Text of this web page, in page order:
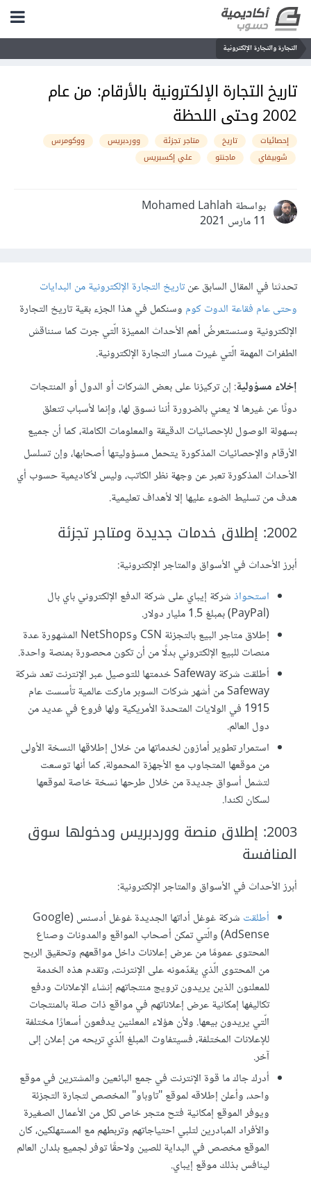
التجارة والتجارة الإلكترونية
تاريخ التجارة الإلكترونية بالأرقام: من عام
2002 وحتى اللحظة
إحصائيات تاريخ متاجر تجزئة ووردبريس
ووكومرس
شوبيفاي
ماجنتو علي إكسبريس
بواسطة Mohamed Lahlah
11 مارس 2021
تحدثنا في المقال السابق عنتاريخ التجارة الإلكترونية من البدايات
وحتى عام فقاعة الدوت كوم وسنكمل في هذا الجزء بقية تاريخ التجارة
الإلكترونية وسنستعرضُ أهم الأحداث المميزة الّتي جرت كما سنناقش
الطفرات المهمة الّتي غيرت مسار التجارة الإلكترونية.
إخلاء مسؤولية: إن تركيزنا على بعض الشركات أو الدول أو المنتجات
دونًا عن غيرها لا يعني بالضرورة أننا نسوق لها، وإنما لأسباب تتعلق
بسهولة الوصول للإحصائيات الدقيقة والمعلومات الكاملة، كما أن جميع
الأرقام والإحصائيات المذكورة يتحمل مسؤوليتها أصحابها، وإن تسلسل
الأحداث المذكورة تعبر عن وجهة نظر الكاتب، وليس لأكاديمية حسوب أي
هدف من تسليط الضوء عليها إلا لأهداف تعليمية.
2002: إطلاق خدمات جديدة ومتاجر تجزئة
أبرز الأحداث في الأسواق والمتاجر الإلكترونية:
استحواذشركة إيباي على شركة الدفع الإلكتروني باي بال
(PayPal) بمبلغ 1.5 مليار دولار.
إطلاق متاجر البيع بالتجزئة CSN وNetShops المشهورة عدة
منصات للبيع الإلكتروني بدلًا من أن تكون محصورة بمنصة واحدة.
أطلقت شركة Safeway خدمتها للتوصيل عبر الإنترنت تعد شركة
Safeway من أشهر شركات السوبر ماركت عالمية تأسست عام
1915 في الولايات المتحدة الأمريكية ولها فروع في عديد من
دول العالم.
استمرار تطوير أمازون لخدماتها من خلال إطلاقها النسخة الأولى
من موقعها المتجاوب مع الأجهزة المحمولة، كما أنها توسعت
لتشمل أسواق جديدة من خلال طرحها نسخة خاصة لموقعها
لسكان لكندا.
2003: إطلاق منصة ووردبريس ودخولها سوق
المنافسة
أبرز الأحداث في الأسواق والمتاجر الإلكترونية:
أطلقت
شركة غوغل أداتها الجديدة غوغل أدسنس (Google
AdSense) والّتي تمكن أصحاب المواقع والمدونات وصناع
المحتوى عمومًا من عرض إعلانات داخل مواقعهم وتحقيق الربح
من المحتوى الّذي يقدّمونه على الإنترنت، وتقدم هذه الخدمة
للمعلنون الذين يريدون ترويج منتجاتهم إنشاء الإعلانات ودفع
تكاليفها إمكانية عرض إعلاناتهم في مواقع ذات صلة بالمنتجات
الّتي يريدون بيعها. ولأن هؤلاء المعلنين يدفعون أسعارًا مختلفة
للإعلانات المختلفة، فسيتفاوت المبلغ الّذي تربحه من إعلان إلى
آخر.
أدرك جاك ما قوة الإنترنت في جمع البائعين والمشترين في موقع
واحد، وأعلن إطلاقه لموقع "تاوباو" المخصص لتجارة التجزئة
ويوفر الموقع إمكانية فتح متجر خاص لكل من الأعمال الصغيرة
والأفراد المبادرين لتلبي احتياجاتهم وتربطهم مع المستهلكين، كان
الموقع مخصص في البداية للصين ولاحقًا توفر لجميع بلدان العالم
لينافس بذلك موقع إيباي.